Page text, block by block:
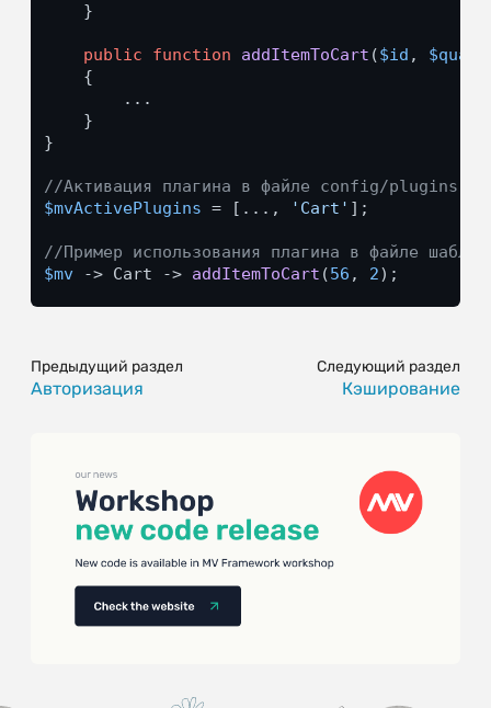
    }
public function addItemToCart ($id ,
{
        ...
    }
}
//Активация плагина в файле config/
$mvActivePlugins = [..., 'Cart' ];
//Пример использования плагина в файле
$mv -> Cart -> addItemToCart (56 , 2);
Предыдущий раздел
Авторизация
Следующий раздел
Кэширование